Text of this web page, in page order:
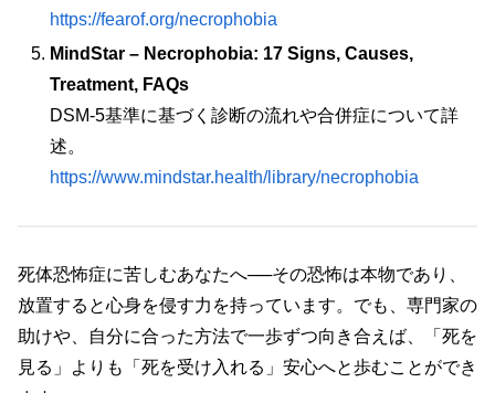
https://fearof.org/necrophobia
MindStar – Necrophobia: 17 Signs, Causes,
Treatment, FAQs
DSM‑5基準に基づく診断の流れや合併症について詳
述。
https://www.mindstar.health/library/necrophobia
死体恐怖症に苦しむあなたへ──その恐怖は本物であり、
放置すると心身を侵す力を持っています。でも、専門家の
助けや、自分に合った方法で一歩ずつ向き合えば、「死を
見る」よりも「死を受け入れる」安心へと歩むことができ